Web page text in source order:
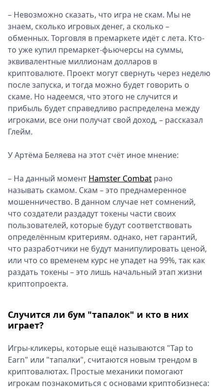
– Невозможно сказать, что игра не скам. Мы не
знаем, сколько игровых денег, а сколько –
обменных. Торговля в премаркете идёт с лета. Кто-
то уже купил премаркет-фьючерсы на суммы,
эквивалентные миллионам долларов в
криптовалюте. Проект могут свернуть через неделю
после запуска, и тогда можно будет говорить о
скаме. Но надеемся, что этого не случится и
прибыль будет справедливо распределена между
игроками, все они получат свой доход, – рассказал
Глейм.
У Артёма Беляева на этот счёт иное мнение:
– На данный момент Hamster Combat рано
называть скамом. Скам – это преднамеренное
мошенничество. В данном случае нет сомнений,
что создатели раздадут токены части своих
пользователей, которые будут соответствовать
определённым критериям. однако, нет гарантий,
что разработчики не будут манипулировать ценой,
или что со временем курс не упадет на 99%, так как
раздать токены – это лишь начальный этап жизни
криптопроекта.
Случится ли бум "тапалок" и кто в них
играет?
Игры-кликеры, которые ещё называются "Tap to
Earn" или "тапалки", считаются новым трендом в
криптовалютах. Простые механики помогают
игрокам познакомиться с основами криптобизнеса: